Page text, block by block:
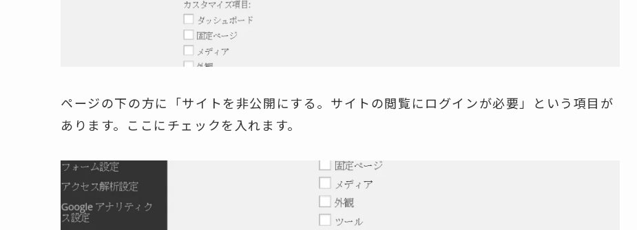
ページの下の方に「サイトを非公開にする。サイトの閲覧にログインが必要」という項目が
あります。ここにチェックを入れます。